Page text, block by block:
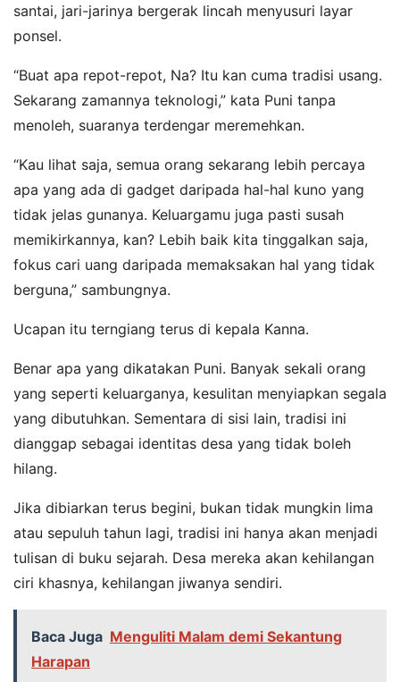
santai, jari-jarinya bergerak lincah menyusuri layar
ponsel.
“Buat apa repot-repot, Na? Itu kan cuma tradisi usang.
Sekarang zamannya teknologi,” kata Puni tanpa
menoleh, suaranya terdengar meremehkan.
“Kau lihat saja, semua orang sekarang lebih percaya
apa yang ada di gadget daripada hal-hal kuno yang
tidak jelas gunanya. Keluargamu juga pasti susah
memikirkannya, kan? Lebih baik kita tinggalkan saja,
fokus cari uang daripada memaksakan hal yang tidak
berguna,” sambungnya.
Ucapan itu terngiang terus di kepala Kanna.
Benar apa yang dikatakan Puni. Banyak sekali orang
yang seperti keluarganya, kesulitan menyiapkan segala
yang dibutuhkan. Sementara di sisi lain, tradisi ini
dianggap sebagai identitas desa yang tidak boleh
hilang.
Jika dibiarkan terus begini, bukan tidak mungkin lima
atau sepuluh tahun lagi, tradisi ini hanya akan menjadi
tulisan di buku sejarah. Desa mereka akan kehilangan
ciri khasnya, kehilangan jiwanya sendiri.
Baca Juga Menguliti Malam demi Sekantung
Harapan